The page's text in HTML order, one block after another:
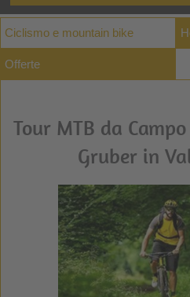
Ciclismo e mountain bike
Offerte
Tour MTB da
Gruber in